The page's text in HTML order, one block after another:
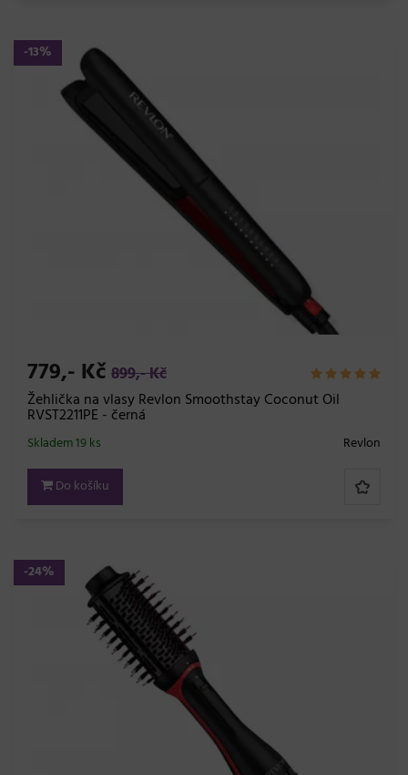
-13%
779,- Kč 899,- Kč
Žehlička na vlasy Revlon Smoothstay Coconut Oil
RVST2211PE - černá
Revlon
Skladem 19 ks
Do košíku
-24%